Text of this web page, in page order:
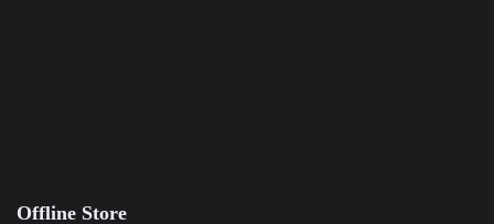
Offline Store